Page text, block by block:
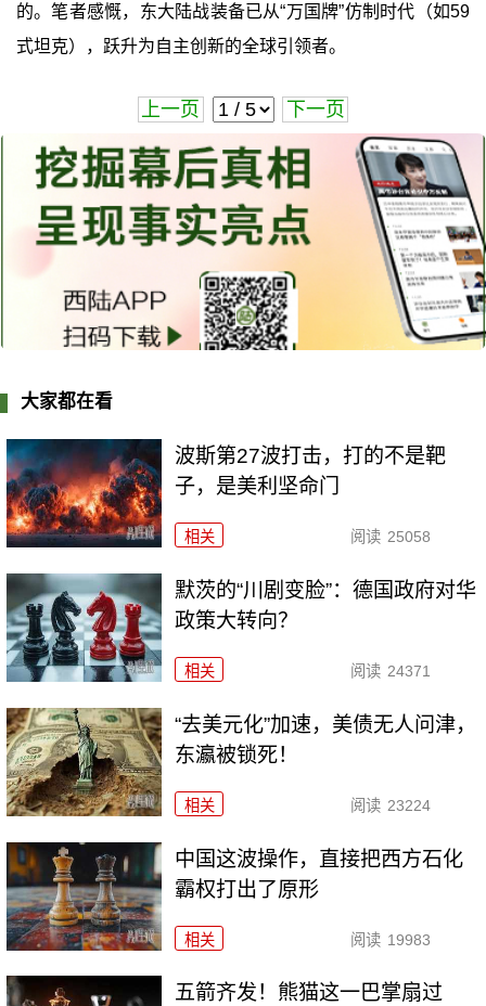
的。笔者感慨，东大陆战装备已从“万国牌”仿制时代（如59
式坦克），跃升为自主创新的全球引领者。
上一页 下一页
大家都在看
波斯第27波打击，打的不是靶
子，是美利坚命门
相关 阅读 25058
默茨的“川剧变脸”：德国政府对华
政策大转向？
相关 阅读 24371
“去美元化”加速，美债无人问津，
东瀛被锁死！
相关 阅读 23224
中国这波操作，直接把西方石化
霸权打出了原形
相关 阅读 19983
五箭齐发！熊猫这一巴掌扇过